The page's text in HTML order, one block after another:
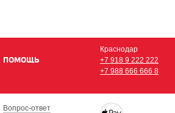
ПОМОЩЬ
Краснодар
+7 918 9 222 222
+7 988 666 666 8
Вопрос-ответ